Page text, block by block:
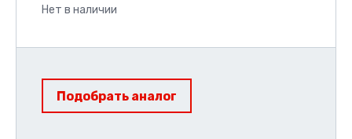
Нет в наличии
Подобрать аналог